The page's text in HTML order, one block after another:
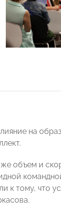
на
объем и
к тому, что